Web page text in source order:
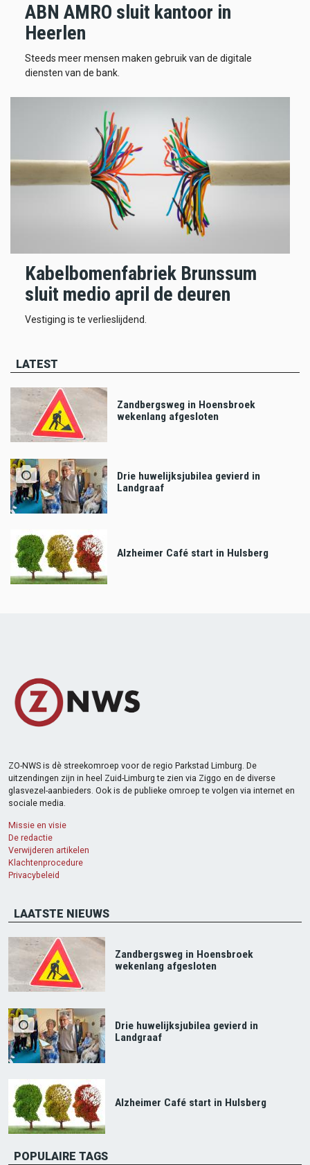
ABN AMRO sluit kantoor in
Heerlen
Steeds meer mensen maken gebruik van de digitale
diensten van de bank.
Kabelbomenfabriek Brunssum
sluit medio april de deuren
Vestiging is te verlieslijdend.
LATEST
Zandbergsweg in Hoensbroek
wekenlang afgesloten
Drie huwelijksjubilea gevierd in
Landgraaf
Alzheimer Café start in Hulsberg
ZO-NWS is dè streekomroep voor de regio Parkstad Limburg. De
uitzendingen zijn in heel Zuid-Limburg te zien via Ziggo en de diverse
glasvezel-aanbieders. Ook is de publieke omroep te volgen via internet en
sociale media.
Missie en visie
De redactie
Verwijderen artikelen
Klachtenprocedure
Privacybeleid
LAATSTE NIEUWS
Zandbergsweg in Hoensbroek
wekenlang afgesloten
Drie huwelijksjubilea gevierd in
Landgraaf
Alzheimer Café start in Hulsberg
POPULAIRE TAGS